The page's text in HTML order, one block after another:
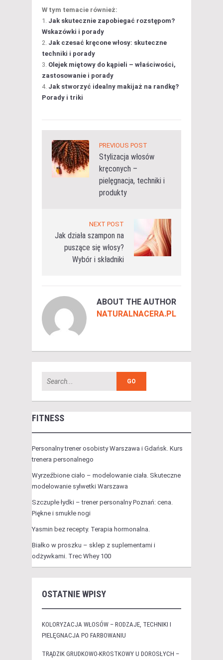
W tym temacie również:
Jak skutecznie zapobiegać rozstępom?
Wskazówki i porady
Jak czesać kręcone włosy: skuteczne
techniki i porady
Olejek miętowy do kąpieli – właściwości,
zastosowanie i porady
Jak stworzyć idealny makijaż na randkę?
Porady i triki
PREVIOUS POST
Stylizacja włosów
kręconych –
pielęgnacja, techniki i
produkty
NEXT POST
Jak działa szampon na
puszące się włosy?
Wybór i składniki
ABOUT THE AUTHOR
NATURALNACERA.PL
FITNESS
Personalny trener osobisty Warszawa i Gdańsk. Kurs
trenera personalnego
Wyrzeźbione ciało – modelowanie ciała. Skuteczne
modelowanie sylwetki Warszawa
Szczupłe łydki – trener personalny Poznań: cena.
Piękne i smukłe nogi
Yasmin bez recepty. Terapia hormonalna.
Białko w proszku – sklep z suplementami i
odżywkami. Trec Whey 100
OSTATNIE WPISY
KOLORYZACJA WŁOSÓW – RODZAJE, TECHNIKI I
PIELĘGNACJA PO FARBOWANIU
TRĄDZIK GRUDKOWO-KROSTKOWY U DOROSŁYCH –